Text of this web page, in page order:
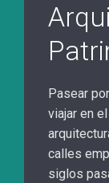
Pasear
viajar en
calles
siglos